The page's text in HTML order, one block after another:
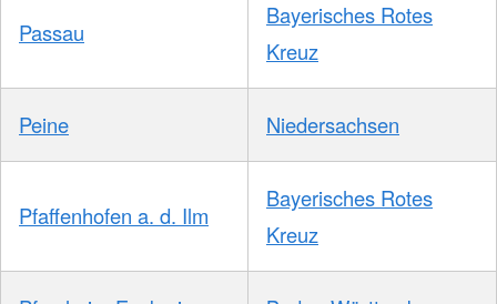
Passau
Bayerisches Rotes
Kreuz
Peine Niedersachsen
Pfaffenhofen a. d. Ilm
Bayerisches Rotes
Kreuz